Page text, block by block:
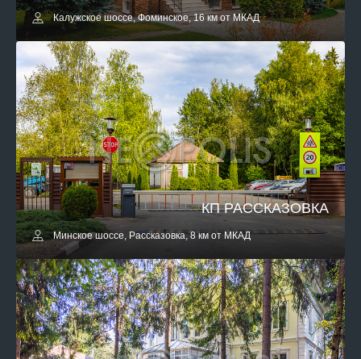
Калужское шоссе, Фоминское, 16 км от МКАД
КП РАССКАЗОВКА
Минское шоссе, Рассказовка, 8 км от МКАД